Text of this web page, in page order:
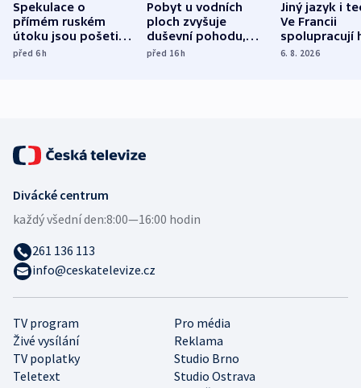
Spekulace o
přímém ruském
útoku jsou pošetilé,
míní estonský
před 6h
Pobyt u vodních
ploch zvyšuje
duševní pohodu,
ukázala
před 16h
Jiný jazyk i
Ve Francii
spolupracují
různých zemí
6. 8. 2026
TV program
Pro média
Živé vysílání
Reklama
TV poplatky
Studio Brno
Teletext
Studio Ostrava
Divácké centrum
každý všední den:8:00—16:00 hodin
261 136 113
info@ceskatelevize.cz